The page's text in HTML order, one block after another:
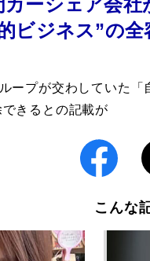
カーシェア会
ビジネス”の全
ープが交わしていた
きるとの記載が
こんな